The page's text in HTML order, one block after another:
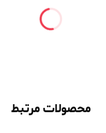
محصولات مرتبط